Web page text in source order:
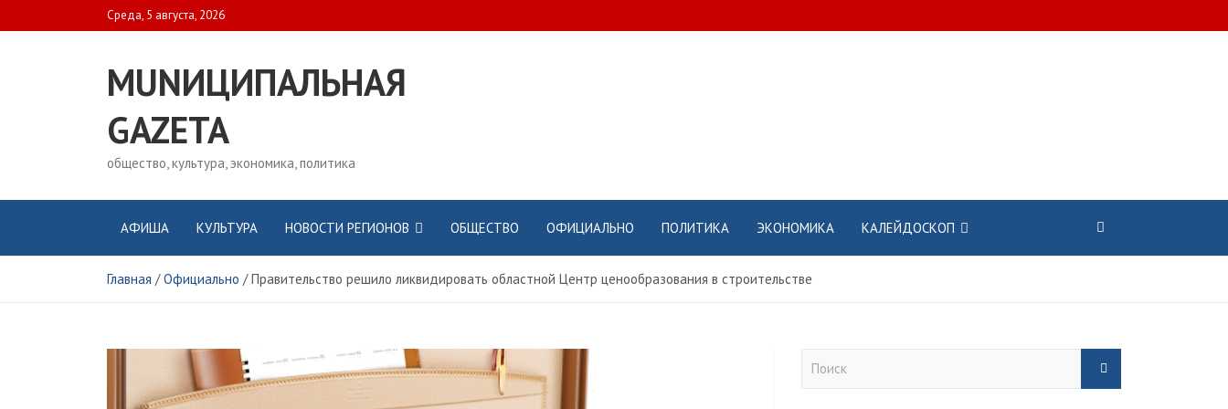
to
Среда, 5 августа, 2026
MUNИЦИПАЛЬНАЯ
GAZЕТА
общество, культура, экономика, политика
АФИША КУЛЬТУРА НОВОСТИ РЕГИОНОВ ОБЩЕСТВО ОФИЦИАЛЬНО ПОЛИТИКА ЭКОНОМИКА КАЛЕЙДОСКОП
Главная Официально Правительство решило ликвидировать областной Центр ценообразования в строительстве